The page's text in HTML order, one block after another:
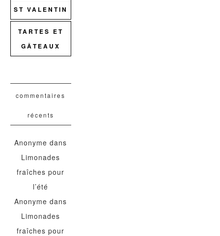
ST VALENTIN
TARTES ET
GÂTEAUX
commentaires
récents
Anonyme dans
Limonades
fraîches pour
l’été
Anonyme dans
Limonades
fraîches pour